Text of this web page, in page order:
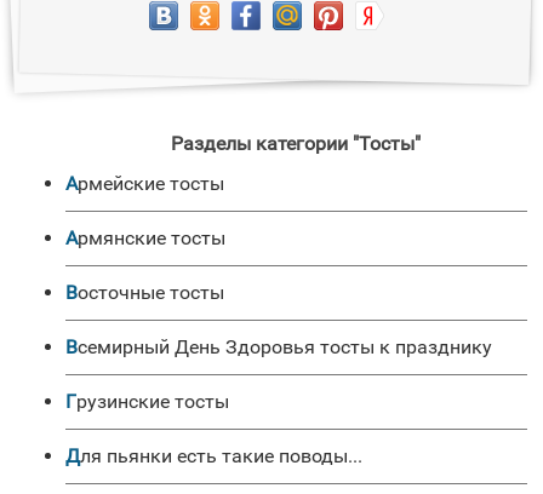
Разделы категории "Тосты"
Армейские тосты
Армянские тосты
Восточные тосты
Всемирный День Здоровья тосты к празднику
Грузинские тосты
Для пьянки есть такие поводы...